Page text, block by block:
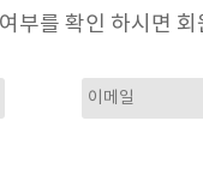
부를 확인 하시면